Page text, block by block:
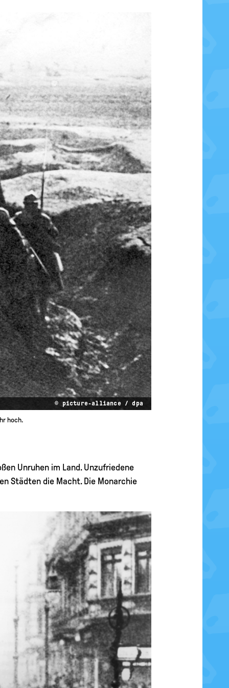
© picture-alliance / dpa
hoch.
Unruhen im Land. Unzufriedene
Städten die Macht. Die Monarchie